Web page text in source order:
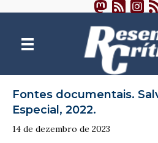
Fontes documentais.
Especial, 2022.
14 de dezembro de 2023